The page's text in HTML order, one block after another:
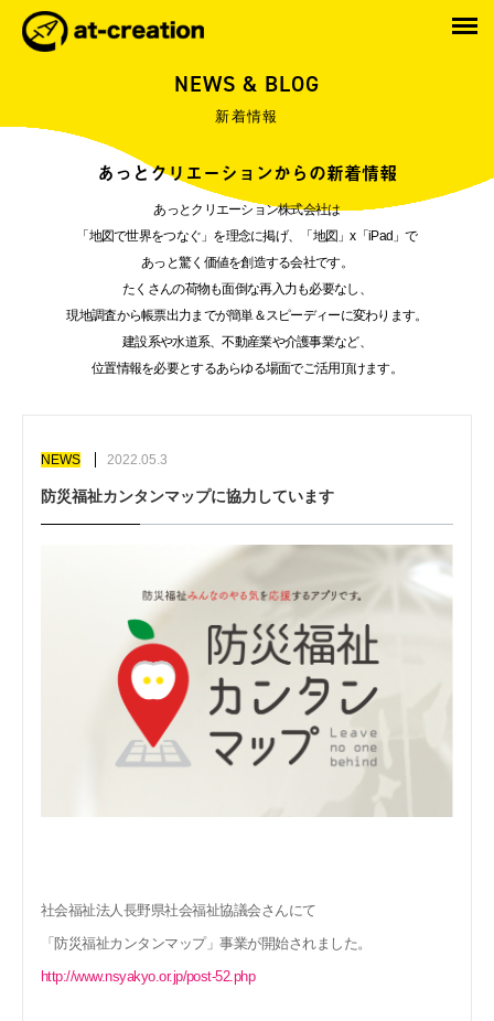
NEWS & BLOG
新着情報
あっとクリエーションからの新着情報
あっとクリエーション株式会社は
「地図で世界をつなぐ」を理念に掲げ、「地図」x「iPad」で
あっと驚く価値を創造する会社です。
たくさんの荷物も面倒な再入力も必要なし、
現地調査から帳票出力までが簡単＆スピーディーに変わります。
建設系や水道系、不動産業や介護事業など、
位置情報を必要とするあらゆる場面でご活用頂けます。
NEWS 2022.05.3
防災福祉カンタンマップに協力しています
社会福祉法人長野県社会福祉協議会さんにて
「防災福祉カンタンマップ」事業が開始されました。
http://www.nsyakyo.or.jp/post-52.php